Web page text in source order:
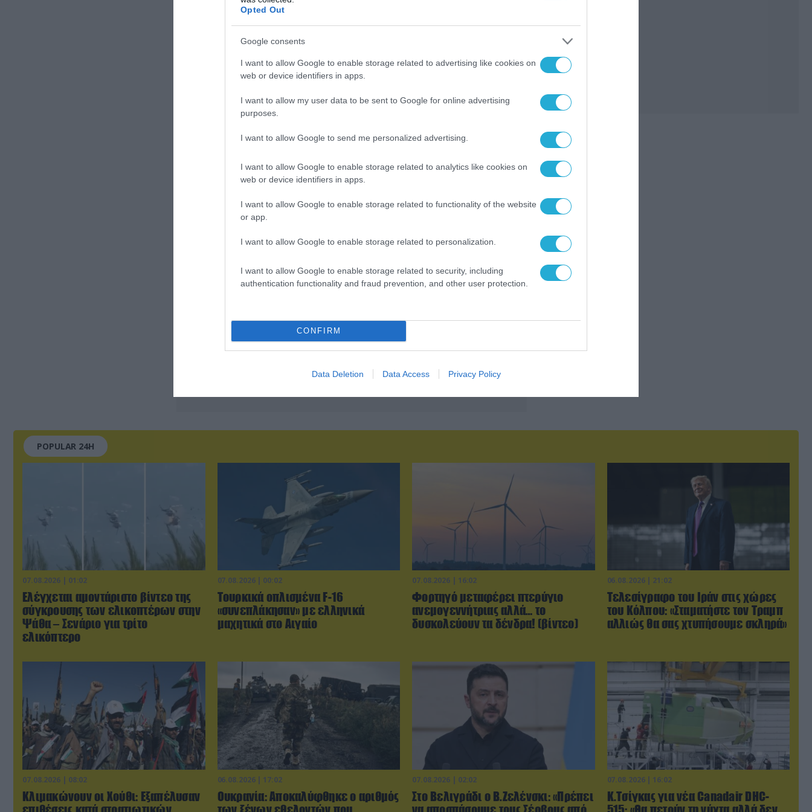
Opted Out
Google consents
I want to allow Google to enable storage related to advertising like cookies on
web or device identifiers in apps.
I want to allow my user data to be sent to Google for online advertising
purposes.
I want to allow Google to send me personalized advertising.
I want to allow Google to enable storage related to analytics like cookies on
web or device identifiers in apps.
I want to allow Google to enable storage related to functionality of the website
or app.
I want to allow Google to enable storage related to personalization.
I want to allow Google to enable storage related to security, including
authentication functionality and fraud prevention, and other user protection.
CONFIRM
Data Deletion Data Access Privacy Policy
ΣΧΟΛΙΑΣΤΕ ΤΟ ΑΡΘΡΟ
POPULAR 24H
07.08.2026 | 01:02
Ελέγχεται αμοντάριστο βίντεο της
σύγκρουσης των ελικοπτέρων στην
Ψάθα – Σενάριο για τρίτο
ελικόπτερο
07.08.2026 | 00:02
Τουρκικά οπλισμένα F-16
«συνεπλάκησαν» με ελληνικά
μαχητικά στο Αιγαίο
07.08.2026 | 16:02
Φορτηγό μεταφέρει πτερύγιο
ανεμογεννήτριας αλλά… το
δυσκολεύουν τα δένδρα! (βίντεο)
06.08.2026 | 21:02
Τελεσίγραφο του Ιράν στις χώρες
του Κόλπου: «Σταματήστε τον Τραμπ
αλλιώς θα σας χτυπήσουμε σκληρά»
07.08.2026 | 08:02
Κλιμακώνουν οι Χούθι: Eξαπέλυσαν
06.08.2026 | 17:02
Ουκρανία: Αποκαλύφθηκε ο αριθμός
07.08.2026 | 02:02
Στο Βελιγράδι ο Β.Ζελένσκι: «Πρέπει
07.08.2026 | 16:02
Κ.Τσίγκας για νέα Canadair DHC-